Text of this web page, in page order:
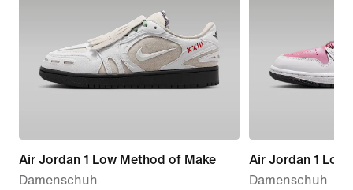
Air Jordan 1 Low Method of Make
Damenschuh
Air Jordan 1 Low
Damenschuh